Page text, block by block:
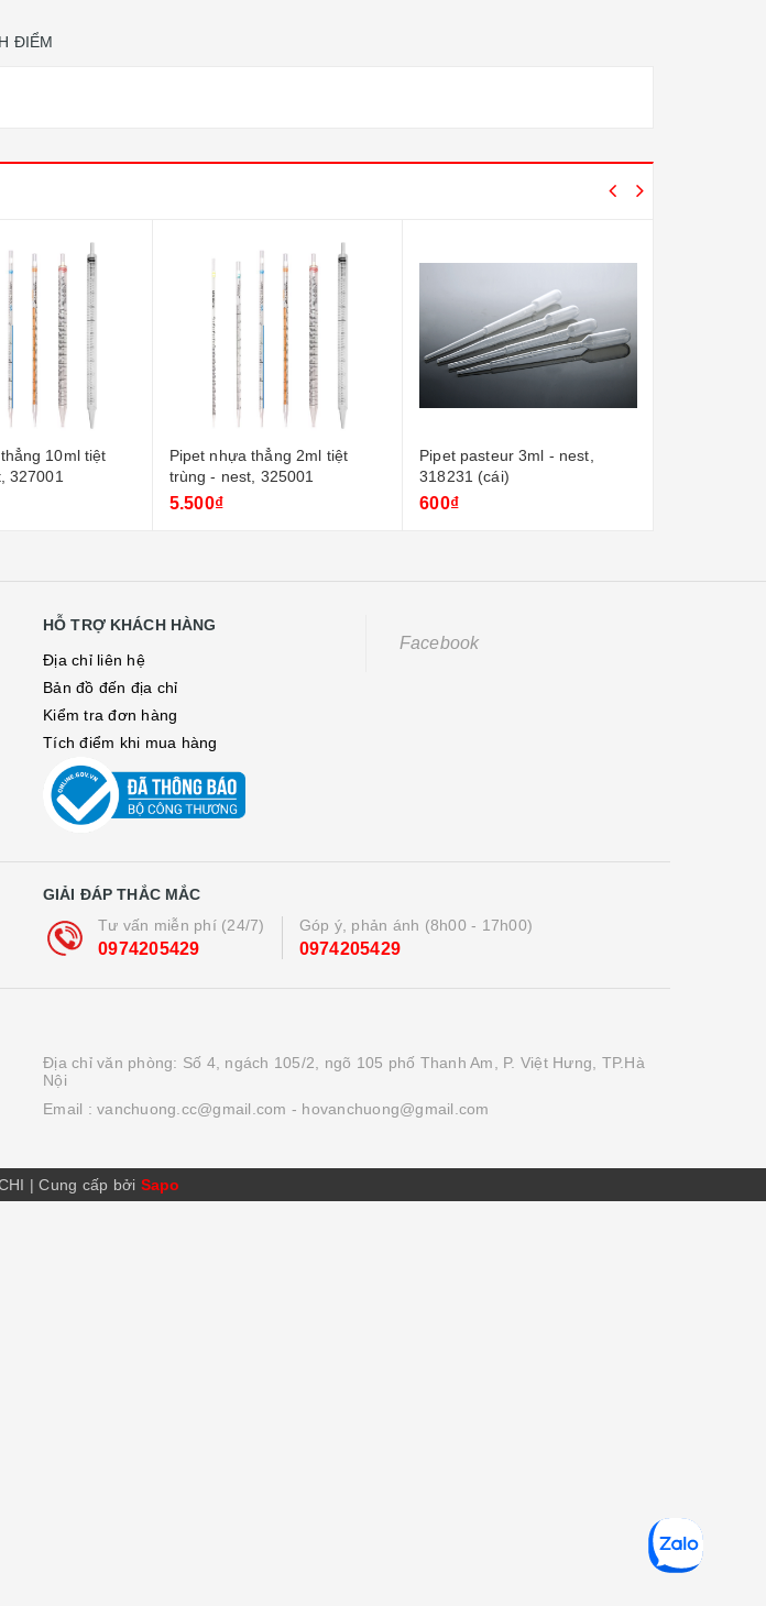
ĐIỂM
10ml tiệt
327001
Pipet nhựa thẳng 2ml tiệt
trùng - nest, 325001
5.500₫
Pipet pasteur 3ml - nest,
318231 (cái)
600₫
HỖ TRỢ KHÁCH HÀNG
Địa chỉ liên hệ
Bản đồ đến địa chỉ
Kiểm tra đơn hàng
Tích điểm khi mua hàng
Facebook
GIẢI ĐÁP THẮC MẮC
Tư vấn miễn phí (24/7)
0974205429
Góp ý, phản ánh (8h00 - 17h00)
0974205429
Địa chỉ văn phòng: Số 4, ngách 105/2, ngõ 105 phố Thanh Am, P. Việt Hưng, TP.Hà
Nội
Email : vanchuong.cc@gmail.com - hovanchuong@gmail.com
|Cung cấp bởi Sapo